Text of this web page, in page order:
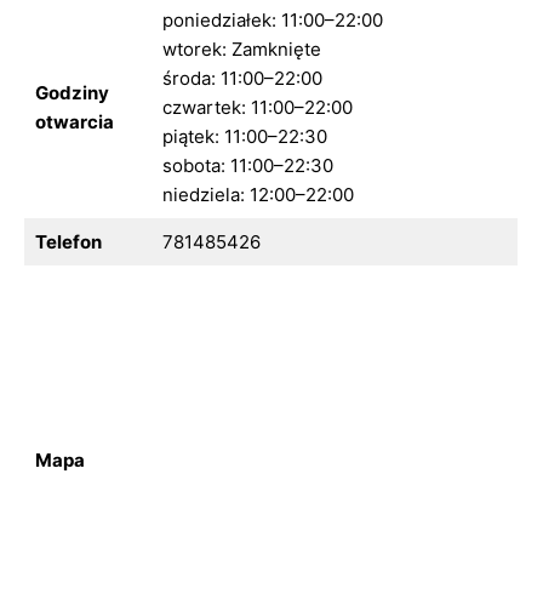
Godziny
otwarcia
poniedziałek: 11:00–22:00
wtorek: Zamknięte
środa: 11:00–22:00
czwartek: 11:00–22:00
piątek: 11:00–22:30
sobota: 11:00–22:30
niedziela: 12:00–22:00
Telefon 781485426
Mapa